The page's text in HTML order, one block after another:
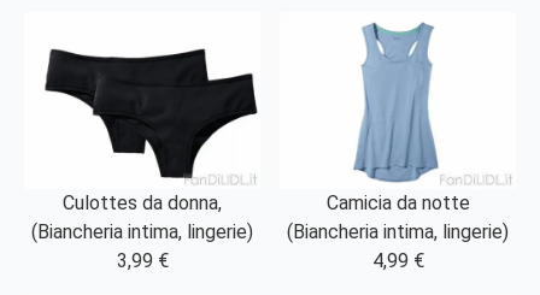
Culottes da donna,
(Biancheria intima, lingerie)
3,99 €
Camicia da notte
(Biancheria intima, lingerie)
4,99 €